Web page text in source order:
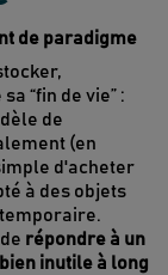
de paradigme
“fin de vie” :
de
(en
d'acheter
à des objets
répondre à un
inutile à long